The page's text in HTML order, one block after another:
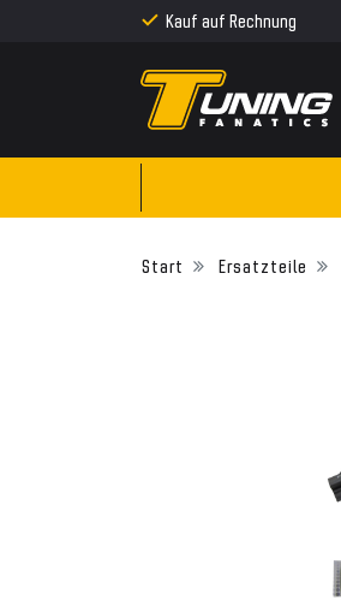
Kauf auf Rechnung
Ersatzteile